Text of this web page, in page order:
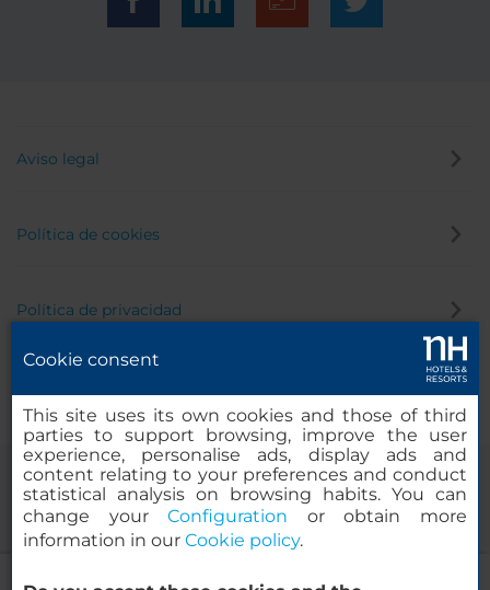
Aviso legal
Política de cookies
Política de privacidad
Cookie consent
This site uses its own cookies and those of third
parties to support browsing, improve the user
experience, personalise ads, display ads and
content relating to your preferences and conduct
statistical analysis on browsing habits. You can
change yourConfiguration or obtain more
information in our Cookie policy.